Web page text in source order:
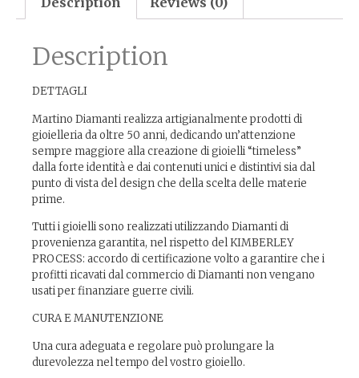
Description
DETTAGLI
Martino Diamanti realizza artigianalmente prodotti di
gioielleria da oltre 50 anni, dedicando un’attenzione
sempre maggiore alla creazione di gioielli “timeless”
dalla forte identità e dai contenuti unici e distintivi sia dal
punto di vista del design che della scelta delle materie
prime.
Tutti i gioielli sono realizzati utilizzando Diamanti di
provenienza garantita, nel rispetto del KIMBERLEY
PROCESS: accordo di certificazione volto a garantire che i
profitti ricavati dal commercio di Diamanti non vengano
usati per finanziare guerre civili.
CURA E MANUTENZIONE
Una cura adeguata e regolare può prolungare la
durevolezza nel tempo del vostro gioiello.